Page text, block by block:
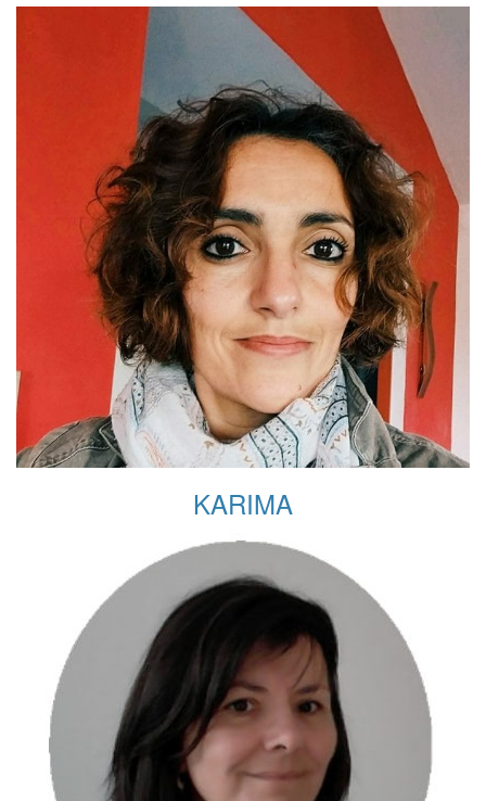
KARIMA